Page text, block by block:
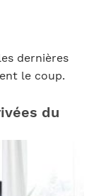
dernières
le coup.
du